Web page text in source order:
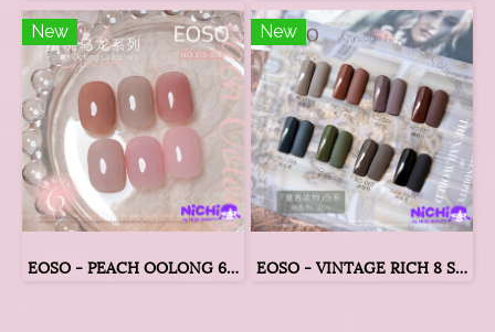
New
EOSO - PEACH OOLONG 6 SYRUP COLORS
New
EOSO - VINTAGE RICH 8 SOLID COLORS